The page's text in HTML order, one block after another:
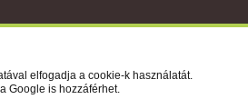
elfogadja a cookie-k használatát.
Google is hozzáférhet.